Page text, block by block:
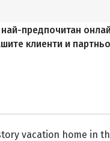
предпочитан
клиенти и
vacation home in